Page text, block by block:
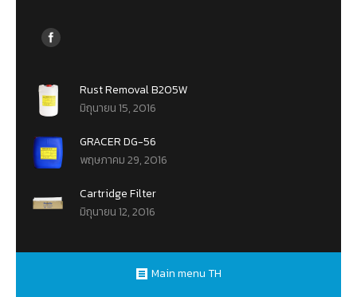
Find us on:
Rust Removal B205W
มิถุนายน 15, 2016
GRACER DG-56
พฤษภาคม 29, 2016
Cartridge Filter
มิถุนายน 12, 2016
Main menu TH